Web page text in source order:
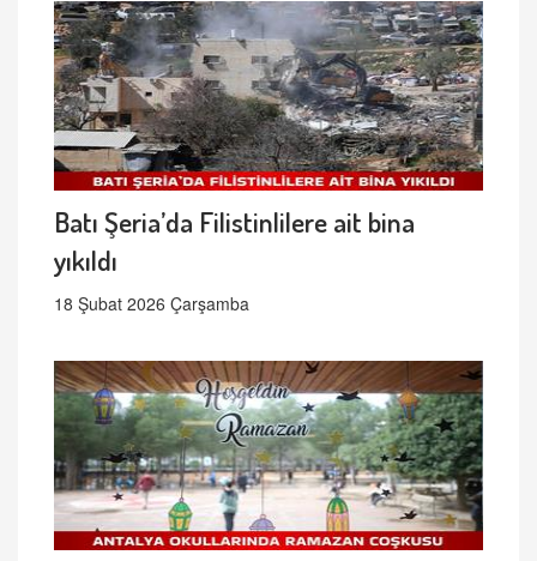
Batı Şeria’da Filistinlilere ait bina
yıkıldı
18 Şubat 2026 Çarşamba